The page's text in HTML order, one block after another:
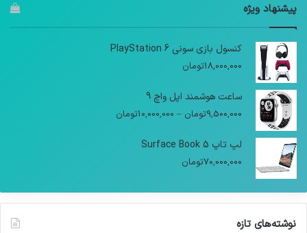
پیشنهاد ویژه
کنسول بازی سونی PlayStation 6
18,000,000تومان
ساعت هوشمند اپل واچ 9
9,500,000تومان –
10,000,000تومان
لپ تاپ Surface Book 5
70,000,000تومان
نوشته‌های تازه